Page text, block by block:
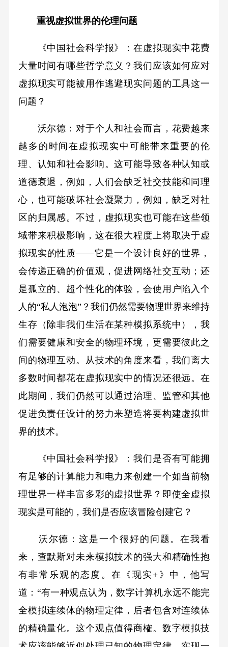
重视虚拟世界的伦理问题
《中国社会科学报》：在虚拟现实中花费
大量时间有哪些哲学意义？我们应该如何应对
虚拟现实可能被用作逃避现实问题的工具这一
问题？
沃尔德：对于个人和社会而言，花费越来
越多的时间在虚拟现实中可能带来重要的伦
理、认知和社会影响。这可能导致各种认知或
道德衰退，例如，人们会缺乏社交技能和同理
心，也可能破坏社会凝聚力，例如，缺乏对社
区的归属感。不过，虚拟现实也可能在这些领
域带来积极影响，这在很大程度上将取决于虚
拟现实的性质——它是一个设计良好的世界，
会传递正确的价值观，促进网络社交互动；还
是孤立的、超个性化的体验，会使用户陷入个
人的“私人泡泡”？我们仍然需要物理世界来维持
生存（除非我们生活在某种模拟系统中），我
们需要健康和安全的物理环境，更需要彼此之
间的物理互动。从技术的角度来看，我们离大
多数时间都花在虚拟现实中的情况还很远。在
此期间，我们仍然可以通过治理、监管和其他
促进负责任设计的努力来塑造将要构建虚拟世
界的技术。
《中国社会科学报》：我们是否有可能拥
有足够的计算能力和电力来创建一个如当前物
理世界一样丰富多彩的虚拟世界？即使全虚拟
现实是可能的，我们是否应该冒险创建它？
沃尔德：这是一个很好的问题。在我看
来，查默斯对未来模拟技术的强大和精确性抱
有非常乐观的态度。在《现实+》中，他写
道：“有一种观点认为，数字计算机永远不能完
全模拟连续体的物理定律，后者包含对连续体
的精确量化。这个观点值得商榷。数字模拟技